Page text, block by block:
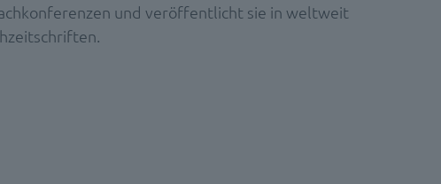
und veröffentlicht sie in weltweit